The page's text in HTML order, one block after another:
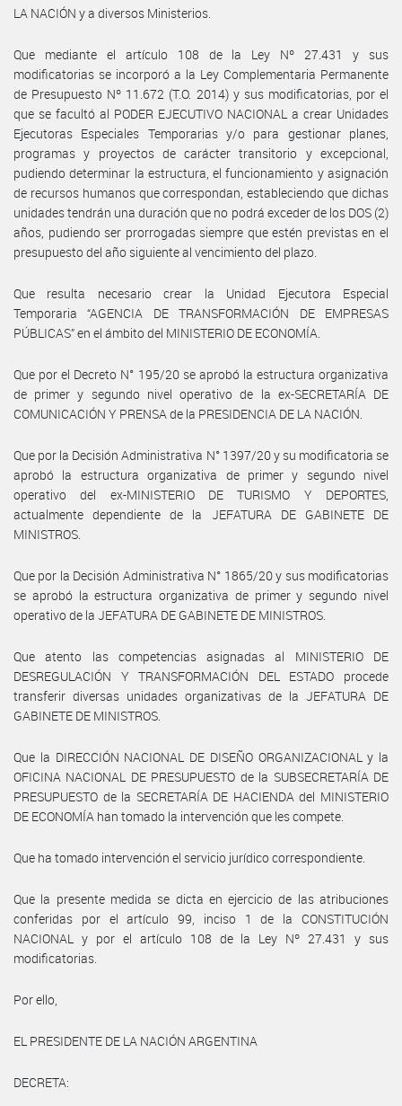
LA NACIÓN y a diversos Ministerios.
Que mediante el artículo 108 de la Ley Nº 27.431 y sus
modificatorias se incorporó a la Ley Complementaria Permanente
de Presupuesto Nº 11.672 (T.O. 2014) y sus modificatorias, por el
que se facultó al PODER EJECUTIVO NACIONAL a crear Unidades
Ejecutoras Especiales Temporarias y/o para gestionar planes,
programas y proyectos de carácter transitorio y excepcional,
pudiendo determinar la estructura, el funcionamiento y asignación
de recursos humanos que correspondan, estableciendo que dichas
unidades tendrán una duración que no podrá exceder de los DOS (2)
años, pudiendo ser prorrogadas siempre que estén previstas en el
presupuesto del año siguiente al vencimiento del plazo.
Que resulta necesario crear la Unidad Ejecutora Especial
Temporaria “AGENCIA DE TRANSFORMACIÓN DE EMPRESAS
PÚBLICAS” en el ámbito del MINISTERIO DE ECONOMÍA.
Que por el Decreto N° 195/20 se aprobó la estructura organizativa
de primer y segundo nivel operativo de la ex-SECRETARÍA DE
COMUNICACIÓN Y PRENSA de la PRESIDENCIA DE LA NACIÓN.
Que por la Decisión Administrativa N° 1397/20 y su modificatoria se
aprobó la estructura organizativa de primer y segundo nivel
operativo del ex-MINISTERIO DE TURISMO Y DEPORTES,
actualmente dependiente de la JEFATURA DE GABINETE DE
MINISTROS.
Que por la Decisión Administrativa N° 1865/20 y sus modificatorias
se aprobó la estructura organizativa de primer y segundo nivel
operativo de la JEFATURA DE GABINETE DE MINISTROS.
Que atento las competencias asignadas al MINISTERIO DE
DESREGULACIÓN Y TRANSFORMACIÓN DEL ESTADO procede
transferir diversas unidades organizativas de la JEFATURA DE
GABINETE DE MINISTROS.
Que la DIRECCIÓN NACIONAL DE DISEÑO ORGANIZACIONAL y la
OFICINA NACIONAL DE PRESUPUESTO de la SUBSECRETARÍA DE
PRESUPUESTO de la SECRETARÍA DE HACIENDA del MINISTERIO
DE ECONOMÍA han tomado la intervención que les compete.
Que ha tomado intervención el servicio jurídico correspondiente.
Que la presente medida se dicta en ejercicio de las atribuciones
conferidas por el artículo 99, inciso 1 de la CONSTITUCIÓN
NACIONAL y por el artículo 108 de la Ley Nº 27.431 y sus
modificatorias.
Por ello,
EL PRESIDENTE DE LA NACIÓN ARGENTINA
DECRETA: